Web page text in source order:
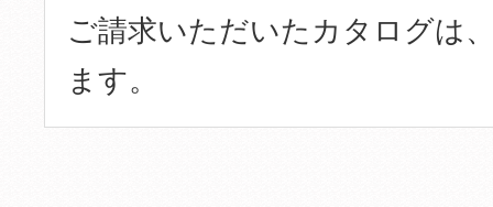
ご請求いただいたカタログは
ます。